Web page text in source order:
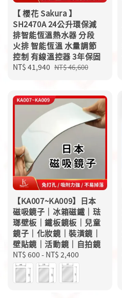
【 櫻花 Sakura 】
SH2470A 24公升環保減
排智能恆溫熱水器 分段
火排 智能恆溫 水量調節
控制 有線溫控器 3年保固
Sale
NT$ 41,940 Regular
NT$ 46,600
【KA007~KA009】日本
磁吸鏡子｜冰箱磁鐵｜琺
瑯壁板｜鐵板鏡板｜兒童
鏡子｜化妝鏡｜裝潢鏡｜
壁貼鏡｜活動鏡｜自拍鏡
Regular
price
NT$ 600 - NT$ 2,400